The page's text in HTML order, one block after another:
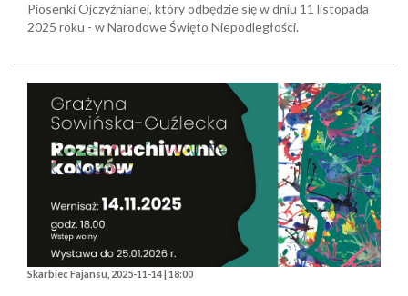
Piosenki Ojczyźnianej, który odbędzie się w dniu 11 listopada
2025 roku - w Narodowe Święto Niepodległości.
Skarbiec Fajansu, 2025-11-14 | 18:00